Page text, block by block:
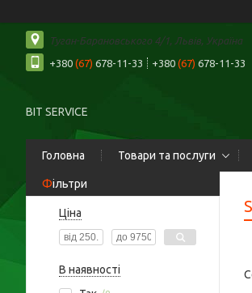
Туган-Барановського 4/1, Львів, Україна
+380 (67) 678-11-33 +380 (67) 678-11-33
BIT SERVICE
Головна Товари та послуги
Фільтри
Ціна
В наявності